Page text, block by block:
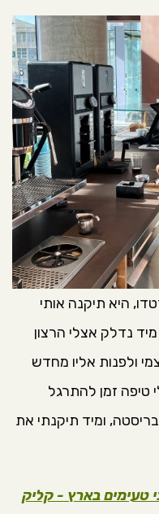
היא תיקנה אותי
נדלק אצלי הרצון
ולפנות אליו מחדש
טיפה זמן להתרגל
בריסטה, ומיד תיקנתי את
טעימים בארץ - קליק